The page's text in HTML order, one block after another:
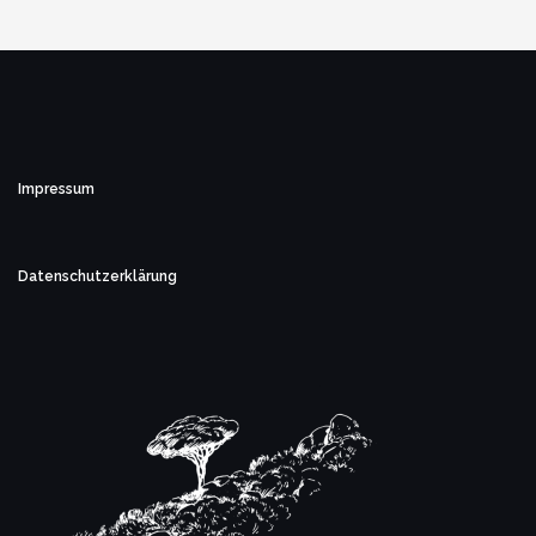
Impressum
Datenschutzerklärung